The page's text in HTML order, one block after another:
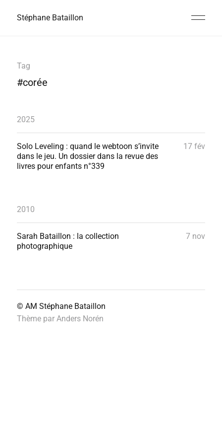
Stéphane Bataillon
Tag
#corée
2025
Solo Leveling : quand le webtoon s’invite
dans le jeu. Un dossier dans la revue des
livres pour enfants n°339
17 fév
2010
Sarah Bataillon : la collection
photographique
7 nov
© AM Stéphane Bataillon
Thème par Anders Norén